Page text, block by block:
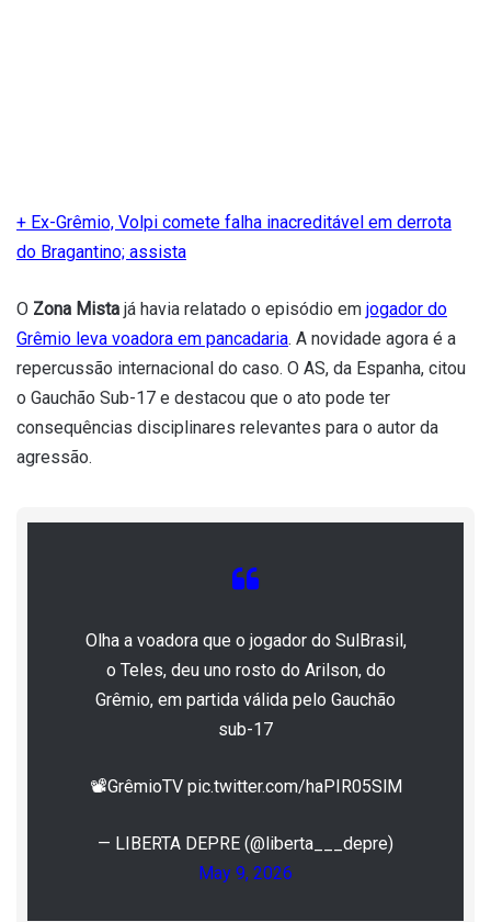
+ Ex-Grêmio, Volpi comete falha inacreditável em derrota
do Bragantino; assista
O Zona Mista já havia relatado o episódio em jogador do
Grêmio leva voadora em pancadaria. A novidade agora é a
repercussão internacional do caso. O AS, da Espanha, citou
o Gauchão Sub-17 e destacou que o ato pode ter
consequências disciplinares relevantes para o autor da
agressão.
Olha a voadora que o jogador do SulBrasil,
o Teles, deu uno rosto do Arilson, do
Grêmio, em partida válida pelo Gauchão
sub-17
📽️GrêmioTV pic.twitter.com/haPIR05SlM
— LIBERTA DEPRE (@liberta___depre)
May 9, 2026